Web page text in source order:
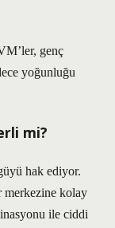
genç
yoğunluğu
mi?
hak ediyor.
merkezine kolay
ile ciddi